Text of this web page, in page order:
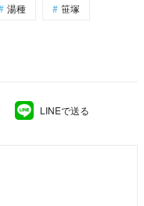
湯種 笹塚
LINEで送る